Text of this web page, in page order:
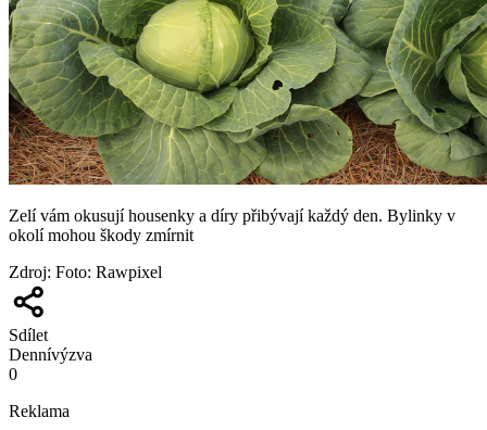
Zelí vám okusují housenky a díry přibývají každý den. Bylinky v
okolí mohou škody zmírnit
Zdroj: Foto: Rawpixel
Sdílet
Dennívýzva
0
Reklama